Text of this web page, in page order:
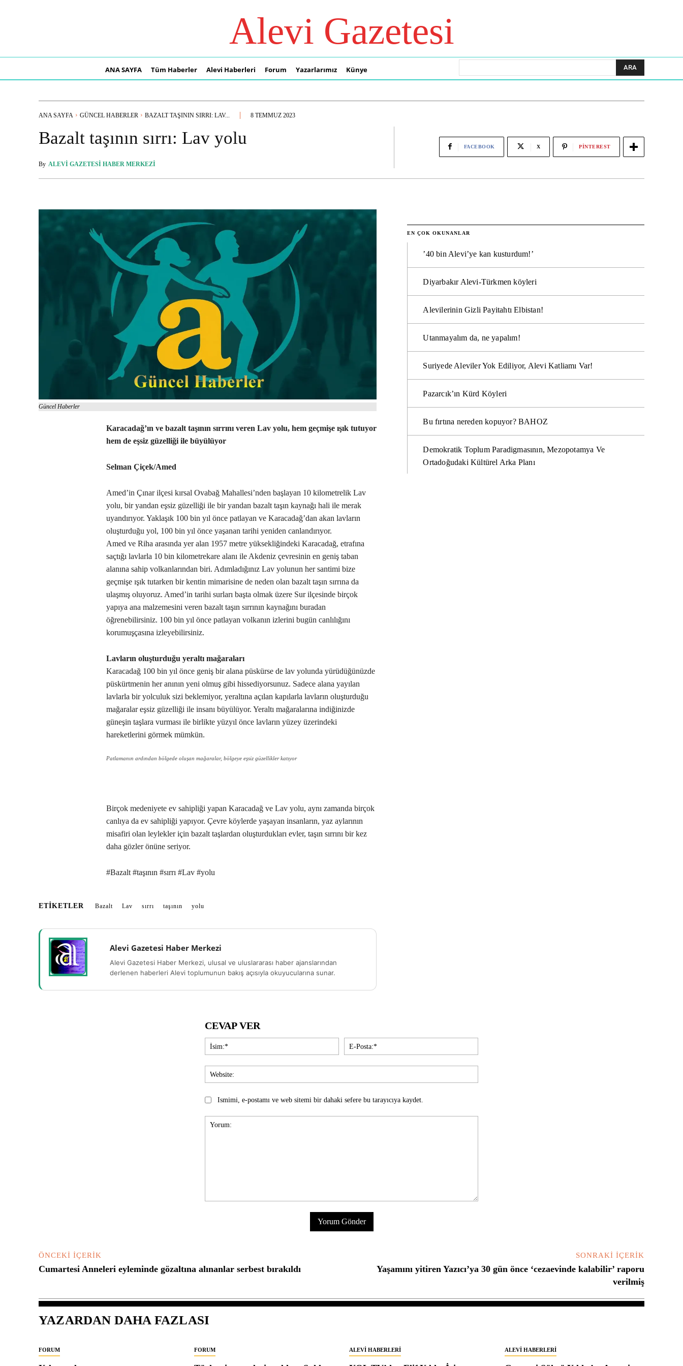
Alevi Gazetesi
ANA SAYFA Tüm Haberler Alevi Haberleri Forum Yazarlarımız Künye ARA
ANA SAYFA GÜNCEL HABERLER BAZALT TAŞININ SIRRI: LAV... 8 TEMMUZ 2023
Bazalt taşının sırrı: Lav yolu
By ALEVI GAZETESI HABER MERKEZI
FACEBOOK X PINTEREST
Güncel Haberler
Karacadağ’ın ve bazalt taşının sırrını veren Lav yolu, hem geçmişe ışık tutuyor
hem de eşsiz güzelliği ile büyülüyor
Selman Çiçek/Amed
Amed’in Çınar ilçesi kırsal Ovabağ Mahallesi’nden başlayan 10 kilometrelik Lav
yolu, bir yandan eşsiz güzelliği ile bir yandan bazalt taşın kaynağı hali ile merak
uyandırıyor. Yaklaşık 100 bin yıl önce patlayan ve Karacadağ’dan akan lavların
oluşturduğu yol, 100 bin yıl önce yaşanan tarihi yeniden canlandırıyor.
Amed ve Riha arasında yer alan 1957 metre yüksekliğindeki Karacadağ, etrafına
saçtığı lavlarla 10 bin kilometrekare alanı ile Akdeniz çevresinin en geniş taban
alanına sahip volkanlarından biri. Adımladığınız Lav yolunun her santimi bize
geçmişe ışık tutarken bir kentin mimarisine de neden olan bazalt taşın sırrına da
ulaşmış oluyoruz. Amed’in tarihi surları başta olmak üzere Sur ilçesinde birçok
yapıya ana malzemesini veren bazalt taşın sırrının kaynağını buradan
öğrenebilirsiniz. 100 bin yıl önce patlayan volkanın izlerini bugün canlılığını
korumuşçasına izleyebilirsiniz.
Lavların oluşturduğu yeraltı mağaraları
Karacadağ 100 bin yıl önce geniş bir alana püskürse de lav yolunda yürüdüğünüzde
püskürtmenin her anının yeni olmuş gibi hissediyorsunuz. Sadece alana yayılan
lavlarla bir yolculuk sizi beklemiyor, yeraltına açılan kapılarla lavların oluşturduğu
mağaralar eşsiz güzelliği ile insanı büyülüyor. Yeraltı mağaralarına indiğinizde
güneşin taşlara vurması ile birlikte yüzyıl önce lavların yüzey üzerindeki
hareketlerini görmek mümkün.
Patlamanın ardından bölgede oluşan mağaralar, bölgeye eşsiz güzellikler katıyor
Birçok medeniyete ev sahipliği yapan Karacadağ ve Lav yolu, aynı zamanda birçok
canlıya da ev sahipliği yapıyor. Çevre köylerde yaşayan insanların, yaz aylarının
misafiri olan leylekler için bazalt taşlardan oluşturdukları evler, taşın sırrını bir kez
daha gözler önüne seriyor.
#Bazalt #taşının #sırrı #Lav #yolu
ETIKETLER Bazalt Lav sırrı taşının yolu
Alevi Gazetesi Haber Merkezi
Alevi Gazetesi Haber Merkezi, ulusal ve uluslararası haber ajanslarından
derlenen haberleri Alevi toplumunun bakış açısıyla okuyucularına sunar.
EN ÇOK OKUNANLAR
’40 bin Alevi’ye kan kusturdum!’
Diyarbakır Alevi-Türkmen köyleri
Alevilerinin Gizli Payitahtı Elbistan!
Utanmayalım da, ne yapalım!
Suriyede Aleviler Yok Ediliyor, Alevi Katliamı Var!
Pazarcık’ın Kürd Köyleri
Bu fırtına nereden kopuyor? BAHOZ
Demokratik Toplum Paradigmasının, Mezopotamya Ve
Ortadoğudaki Kültürel Arka Planı
CEVAP VER
İsim:*
Posta:*
Ismimi, e-postamı ve web sitemi bir dahaki sefere bu tarayıcıya kaydet.
ÖNCEKI İÇERIK
Cumartesi Anneleri eyleminde gözaltına alınanlar serbest bırakıldı
SONRAKI İÇERIK
Yaşamını yitiren Yazıcı’ya 30 gün önce ‘cezaevinde kalabilir’ raporu
verilmiş
YAZARDAN DAHA FAZLASI
FORUM FORUM ALEVI HABERLERI ALEVI HABERLERI